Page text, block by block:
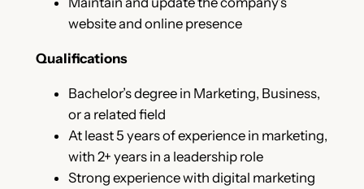
website and online presence
Qualifications
Bachelor’s degree in Marketing, Business,
or a related field
At least 5 years of experience in marketing,
with 2+ years in a leadership role
Strong experience with digital marketing